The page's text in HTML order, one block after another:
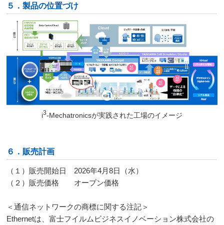
５．製品の位置づけ
i3-Mechatronicsが実践された工場のイメージ
６．販売計画
（１）販売開始日 2026年4月8日（水）
（２）販売価格 オープン価格
＜通信ネットワークの商標に関する注記＞
Ethernetは、富士フイルムビジネスイノベーション株式会社の